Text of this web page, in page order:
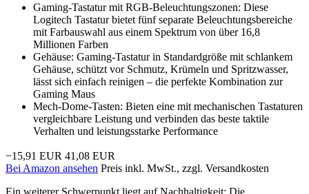
Gaming-Tastatur mit RGB-Beleuchtungszonen: Diese
Logitech Tastatur bietet fünf separate Beleuchtungsbereiche
mit Farbauswahl aus einem Spektrum von über 16,8
Millionen Farben
Gehäuse: Gaming-Tastatur in Standardgröße mit schlankem
Gehäuse, schützt vor Schmutz, Krümeln und Spritzwasser,
lässt sich einfach reinigen – die perfekte Kombination zur
Gaming Maus
Mech-Dome-Tasten: Bieten eine mit mechanischen Tastaturen
vergleichbare Leistung und verbinden das beste taktile
Verhalten und leistungsstarke Performance
−15,91 EUR 41,08 EUR
Bei Amazon ansehen Preis inkl. MwSt., zzgl. Versandkosten
Ein weiterer Schwerpunkt liegt auf Nachhaltigkeit: Die